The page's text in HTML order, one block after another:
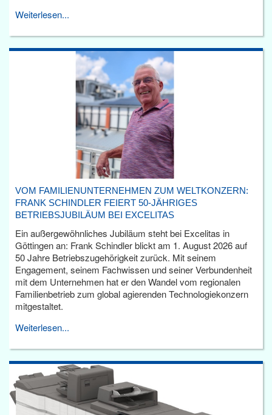
Weiterlesen...
VOM FAMILIENUNTERNEHMEN ZUM WELTKONZERN:
FRANK SCHINDLER FEIERT 50-JÄHRIGES
BETRIEBSJUBILÄUM BEI EXCELITAS
Ein außergewöhnliches Jubiläum steht bei Excelitas in
Göttingen an: Frank Schindler blickt am 1. August 2026 auf
50 Jahre Betriebszugehörigkeit zurück. Mit seinem
Engagement, seinem Fachwissen und seiner Verbundenheit
mit dem Unternehmen hat er den Wandel vom regionalen
Familienbetrieb zum global agierenden Technologiekonzern
mitgestaltet.
Weiterlesen...